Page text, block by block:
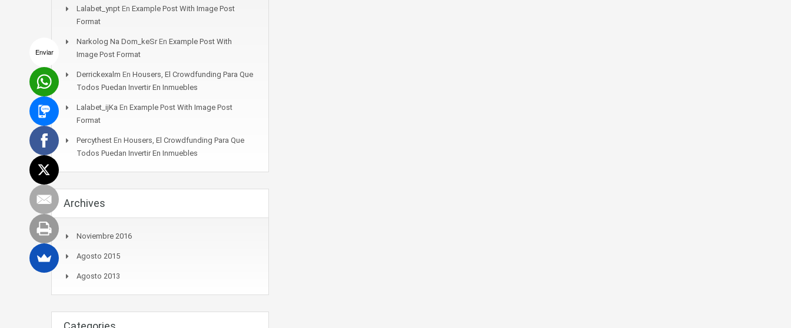
Lalabet_ynpt En Example Post With Image Post
Format
Narkolog Na Dom_keSrEn Example Post With
Image Post Format
Derrickexalm En Housers, El Crowdfunding Para Que
Todos Puedan Invertir En Inmuebles
Lalabet_ijKa En Example Post With Image Post
Format
Percythest En Housers, El Crowdfunding Para Que
Todos Puedan Invertir En Inmuebles
Archives
Noviembre 2016
Agosto 2015
Agosto 2013
Enviar